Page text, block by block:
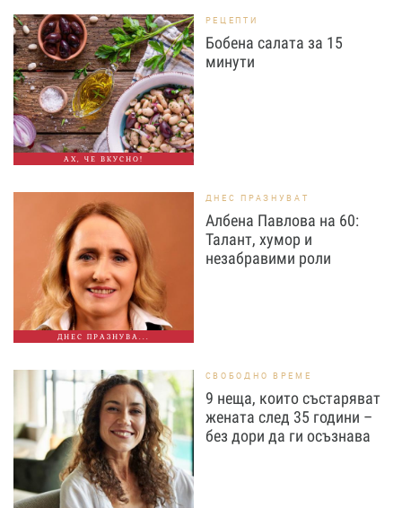
АХ, ЧЕ ВКУСНО!
РЕЦЕПТИ
Бобена салата за 15
минути
ДНЕС ПРАЗНУВА...
ДНЕС ПРАЗНУВАТ
Албена Павлова на 60:
Талант, хумор и
незабравими роли
СВОБОДНО ВРЕМЕ
9 неща, които състаряват
жената след 35 години –
без дори да ги осъзнава